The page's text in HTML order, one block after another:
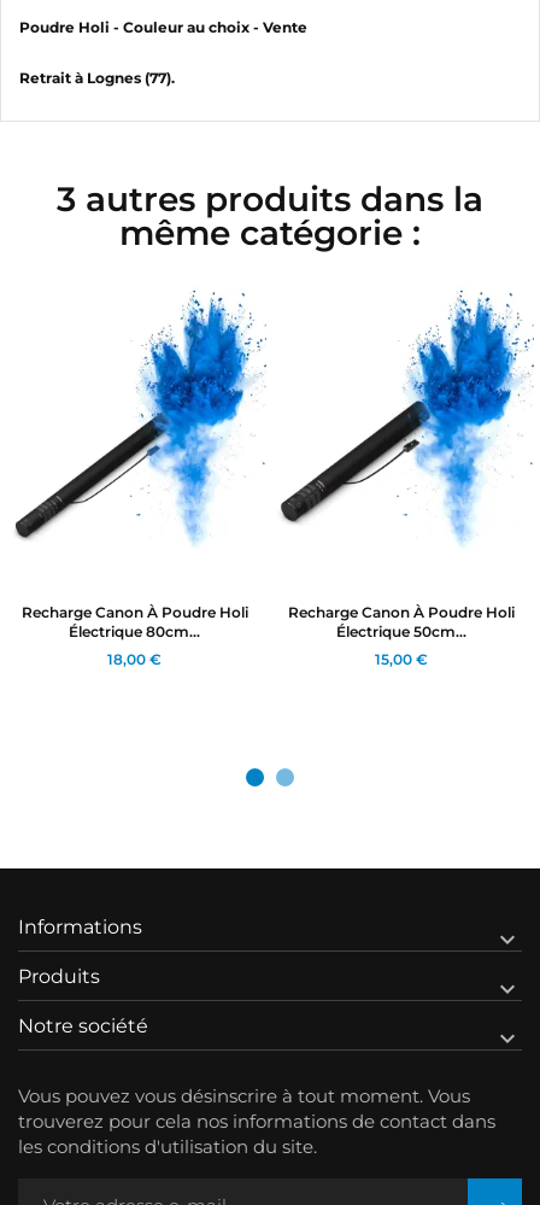
Poudre Holi - Couleur au choix - Vente
Retrait à Lognes (77).
3 autres produits dans la
même catégorie :
Recharge Canon À Poudre Holi
Électrique 80cm...
18,00 €
Recharge Canon À Poudre Holi
Électrique 50cm...
15,00 €
Informations 
Produits 
Notre société 
Vous pouvez vous désinscrire à tout moment. Vous
trouverez pour cela nos informations de contact dans
les conditions d'utilisation du site.